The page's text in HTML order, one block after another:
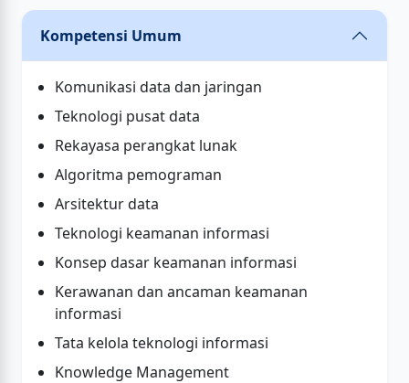
Kompetensi Umum
Komunikasi data dan jaringan
Teknologi pusat data
Rekayasa perangkat lunak
Algoritma pemograman
Arsitektur data
Teknologi keamanan informasi
Konsep dasar keamanan informasi
Kerawanan dan ancaman keamanan
informasi
Tata kelola teknologi informasi
Knowledge Management